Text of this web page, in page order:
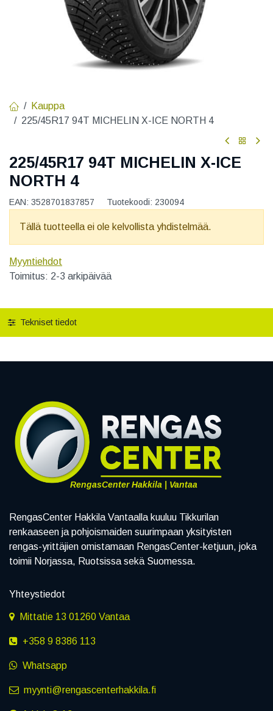
Kauppa
225/45R17 94T MICHELIN X-ICE NORTH 4
225/45R17 94T MICHELIN X-ICE
NORTH 4
EAN: 3528701837857 Tuotekoodi: 230094
Tällä tuotteella ei ole kelvollista yhdistelmää.
Myyntiehdot
Toimitus: 2-3 arkipäivää
Tekniset tiedot
RengasCenter Hakkila | Vantaa
RengasCenter Hakkila Vantaalla kuuluu Tikkurilan
renkaaseen ja pohjoismaiden suurimpaan yksityisten
rengas-yrittäjien omistamaan RengasCenter-ketjuun, joka
toimii Norjassa, Ruotsissa sekä Suomessa.
Yhteystiedot
Mittatie 13 01260 Vantaa
+358 9 8386 113
Whatsapp
myynti@rengascenterhakkila.fi